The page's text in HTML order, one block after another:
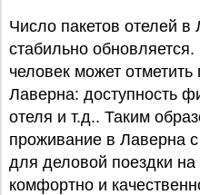
Число пакетов отелей
стабильно
человек может отметить
Лаверна: доступность
отеля и т.д.. Таким
проживание в Лаверна
для деловой поездки
комфортно и